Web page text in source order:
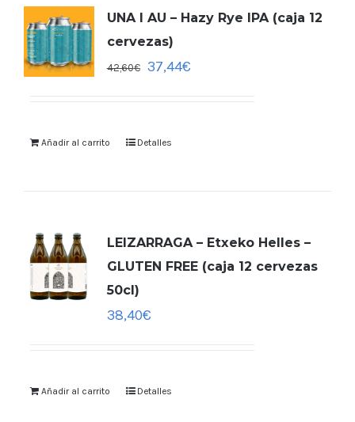
UNA I AU – Hazy Rye IPA (caja 12
cervezas)
42,60€ 37,44€
Añadir al carrito Detalles
LEIZARRAGA – Etxeko Helles –
GLUTEN FREE (caja 12 cervezas
50cl)
38,40€
Añadir al carrito Detalles